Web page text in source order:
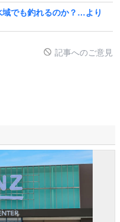
域でも釣れるのか？…より
記事へのご意見